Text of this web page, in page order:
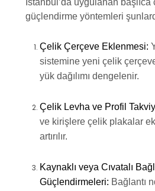
İstanbul’da uygulanan başlıca
güçlendirme yöntemleri
Çelik Çerçeve Eklenmesi:
sistemine yeni çelik
yük dağılımı dengelenir.
Çelik Levha ve Profil
ve kirişlere çelik plakalar
artırılır.
Kaynaklı veya Cıvatalı
Güçlendirmeleri: Bağlantı